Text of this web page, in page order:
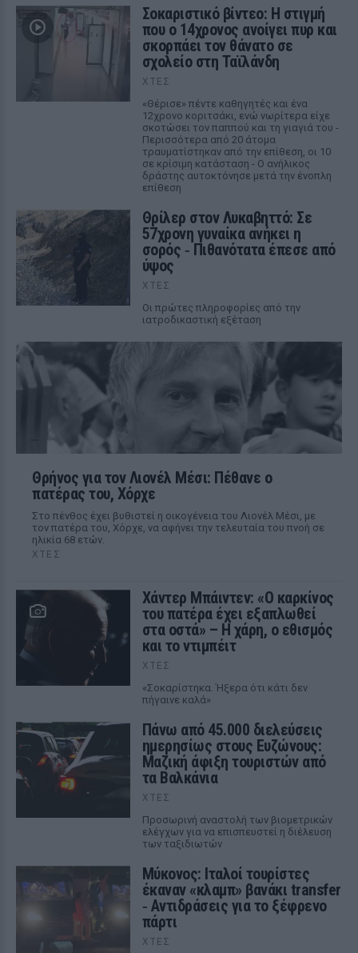
Σοκαριστικό βίντεο: Η στιγμή
που ο 14χρονος ανοίγει πυρ και
σκορπάει τον θάνατο σε
σχολείο στη Ταϊλάνδη
ΧΤΕΣ
«Θέρισε» πέντε καθηγητές και ένα
12χρονο κοριτσάκι, ενώ νωρίτερα είχε
σκοτώσει τον παππού και τη γιαγιά του -
Περισσότερα από 20 άτομα
τραυματίστηκαν από την επίθεση, οι 10
σε κρίσιμη κατάσταση - Ο ανήλικος
δράστης αυτοκτόνησε μετά την ένοπλη
επίθεση
Θρίλερ στον Λυκαβηττό: Σε
57χρονη γυναίκα ανήκει η
σορός ‑ Πιθανότατα έπεσε από
ύψος
ΧΤΕΣ
Οι πρώτες πληροφορίες από την
ιατροδικαστική εξέταση
Θρήνος για τον Λιονέλ Μέσι: Πέθανε ο
πατέρας του, Χόρχε
Στο πένθος έχει βυθιστεί η οικογένεια του Λιονέλ Μέσι, με
τον πατέρα του, Χόρχε, να αφήνει την τελευταία του πνοή σε
ηλικία 68 ετών.
ΧΤΕΣ
Χάντερ Μπάιντεν: «Ο καρκίνος
του πατέρα έχει εξαπλωθεί
στα οστά» – Η χάρη, ο εθισμός
και το ντιμπέιτ
ΧΤΕΣ
«Σοκαρίστηκα. Ήξερα ότι κάτι δεν
πήγαινε καλά»
Πάνω από 45.000 διελεύσεις
ημερησίως στους Ευζώνους:
Μαζική άφιξη τουριστών από
τα Βαλκάνια
ΧΤΕΣ
Προσωρινή αναστολή των βιομετρικών
ελέγχων για να επισπευστεί η διέλευση
των ταξιδιωτών
Μύκονος: Ιταλοί τουρίστες
έκαναν «κλαμπ» βανάκι transfer
‑ Αντιδράσεις για το ξέφρενο
πάρτι
ΧΤΕΣ